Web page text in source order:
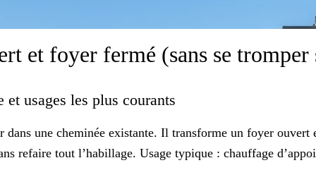
et foyer fermé (sans se
usages les plus courants
dans une cheminée existante. Il transforme un foyer ouvert
refaire tout l’habillage. Usage typique : chauffage